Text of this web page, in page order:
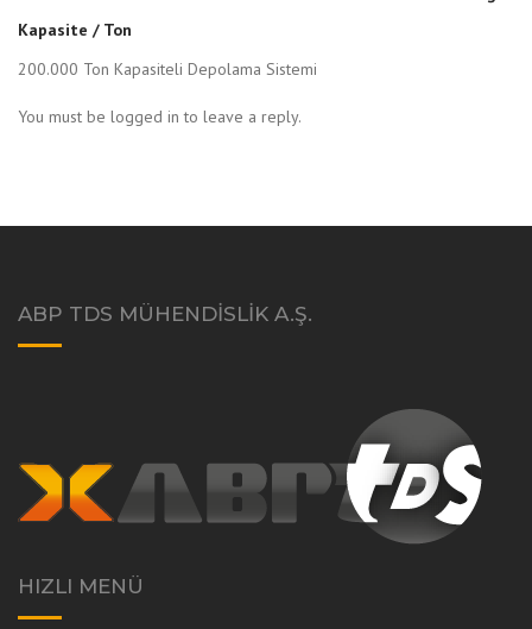
Kapasite / Ton
200.000 Ton Kapasiteli Depolama Sistemi
You must be logged in to leave a reply.
ABP TDS MÜHENDISLIK A.Ş.
HIZLI MENÜ